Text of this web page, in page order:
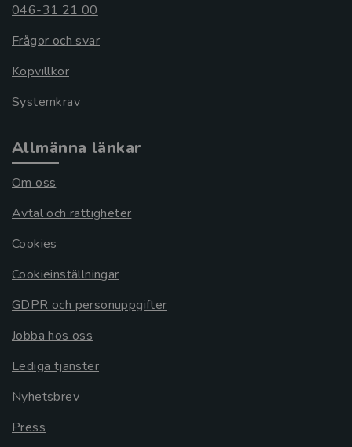
046-31 21 00
Frågor och svar
Köpvillkor
Systemkrav
Allmänna länkar
Om oss
Avtal och rättigheter
Cookies
Cookieinställningar
GDPR och personuppgifter
Jobba hos oss
Lediga tjänster
Nyhetsbrev
Press